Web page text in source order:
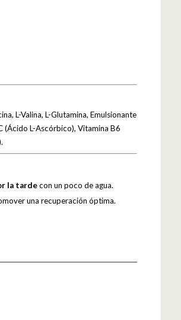
L-Valina, L-Glutamina, Emulsionante
(Ácido L-Ascórbico), Vitamina B6
la tardecon un poco de agua.
una recuperación óptima.